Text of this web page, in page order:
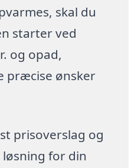
skal du
starter ved
og opad,
præcise ønsker
prisoverslag og
for din